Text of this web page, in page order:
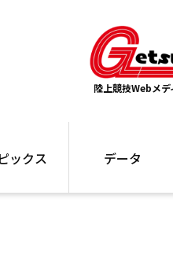
陸上競技Webメ
ックス データ